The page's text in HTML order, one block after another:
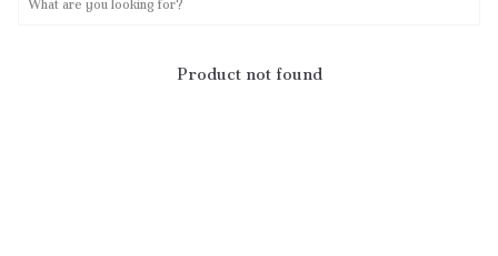
Product not found